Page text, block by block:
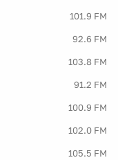
101.9 FM
92.6 FM
103.8 FM
91.2 FM
100.9 FM
102.0 FM
105.5 FM